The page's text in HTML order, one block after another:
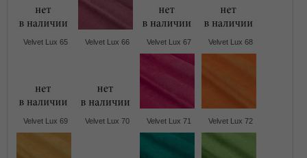
Velvet Lux 65 Velvet Lux 66 Velvet Lux 67 Velvet Lux 68
Velvet Lux 69 Velvet Lux 70 Velvet Lux 71 Velvet Lux 72